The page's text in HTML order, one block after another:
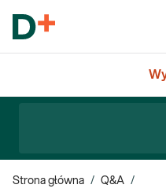
Strona główna / Q&A /